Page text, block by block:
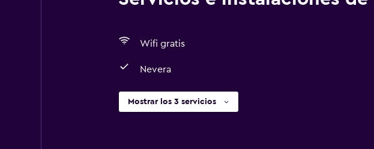
Wifi gratis
Nevera
Mostrar los 3 servicios